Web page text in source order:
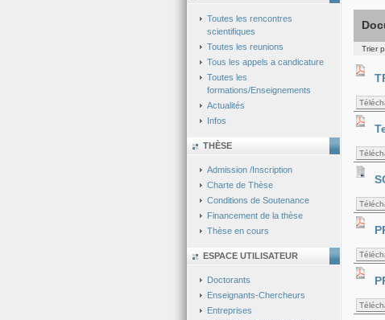
Trier
Toutes les rencontres
scientifiques
Toutes les reunions
Tous les appels a candicature
Toutes les
formations/Enseignements
Actualités
Infos
THÈSE
Admission /Inscription
Charte de Thèse
Conditions de Soutenance
Financement de la thèse
Thèse en cours
ESPACE UTILISATEUR
Doctorants
Enseignants-Chercheurs
Entreprises